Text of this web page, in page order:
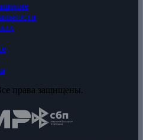
права защищены.